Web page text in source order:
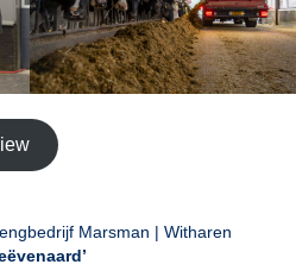
Marsman | Witharen